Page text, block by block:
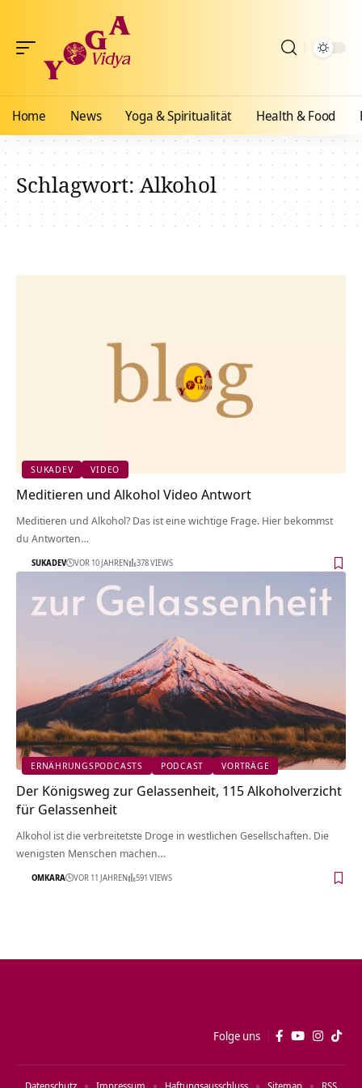
Home News Yoga & Spiritualität Health & Food
Schlagwort:Alkohol
SUKADEV VIDEO
Meditieren und Alkohol Video Antwort
Meditieren und Alkohol? Das ist eine wichtige Frage. Hier bekommst
du Antworten…
SUKADEV VOR 10 JAHREN 378 VIEWS
ERNÄHRUNGSPODCASTS PODCAST VORTRÄGE
Der Königsweg zur Gelassenheit, 115 Alkoholverzicht
für Gelassenheit
Alkohol ist die verbreitetste Droge in westlichen Gesellschaften. Die
wenigsten Menschen machen…
OMKARA VOR 11 JAHREN 591 VIEWS
Folge uns